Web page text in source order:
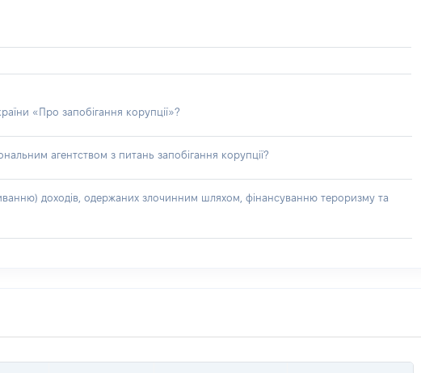
«Про запобігання корупції»?
агентством з питань запобігання корупції?
доходів, одержаних злочинним шляхом, фінансуванню тероризму та